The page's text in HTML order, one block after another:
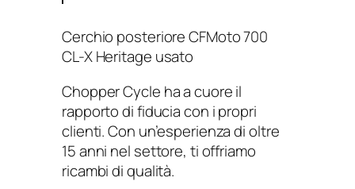
h
i
o
o
s
t
e
r
Cerchio posteriore CFMoto 700
CL-X Heritage usato
Chopper Cycle ha a cuore il
rapporto di fiducia con i propri
clienti. Con un’esperienza di oltre
15 anni nel settore, ti offriamo
ricambi di qualità.